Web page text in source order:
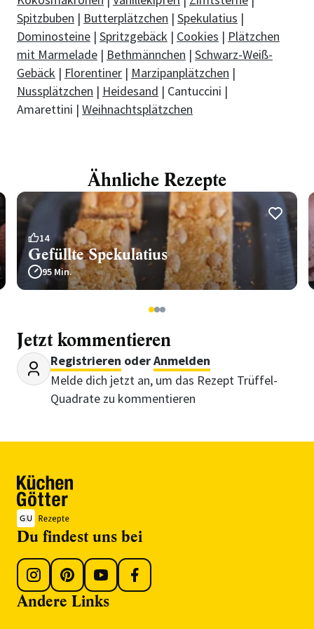
Spitzbuben | Butterplätzchen | Spekulatius |
Dominosteine | Spritzgebäck | Cookies | Plätzchen
mit Marmelade | Bethmännchen | Schwarz-Weiß-
Gebäck | Florentiner | Marzipanplätzchen |
Nussplätzchen | Heidesand | Cantuccini |
Amarettini | Weihnachtsplätzchen
Ähnliche Rezepte
14
Gefüllte Spekulatius
95 Min.
123
Jetzt kommentieren
Registrieren oderAnmelden
Melde dich jetzt an, um das Rezept Trüffel-
Quadrate zu kommentieren
Du findest uns bei
Andere Links